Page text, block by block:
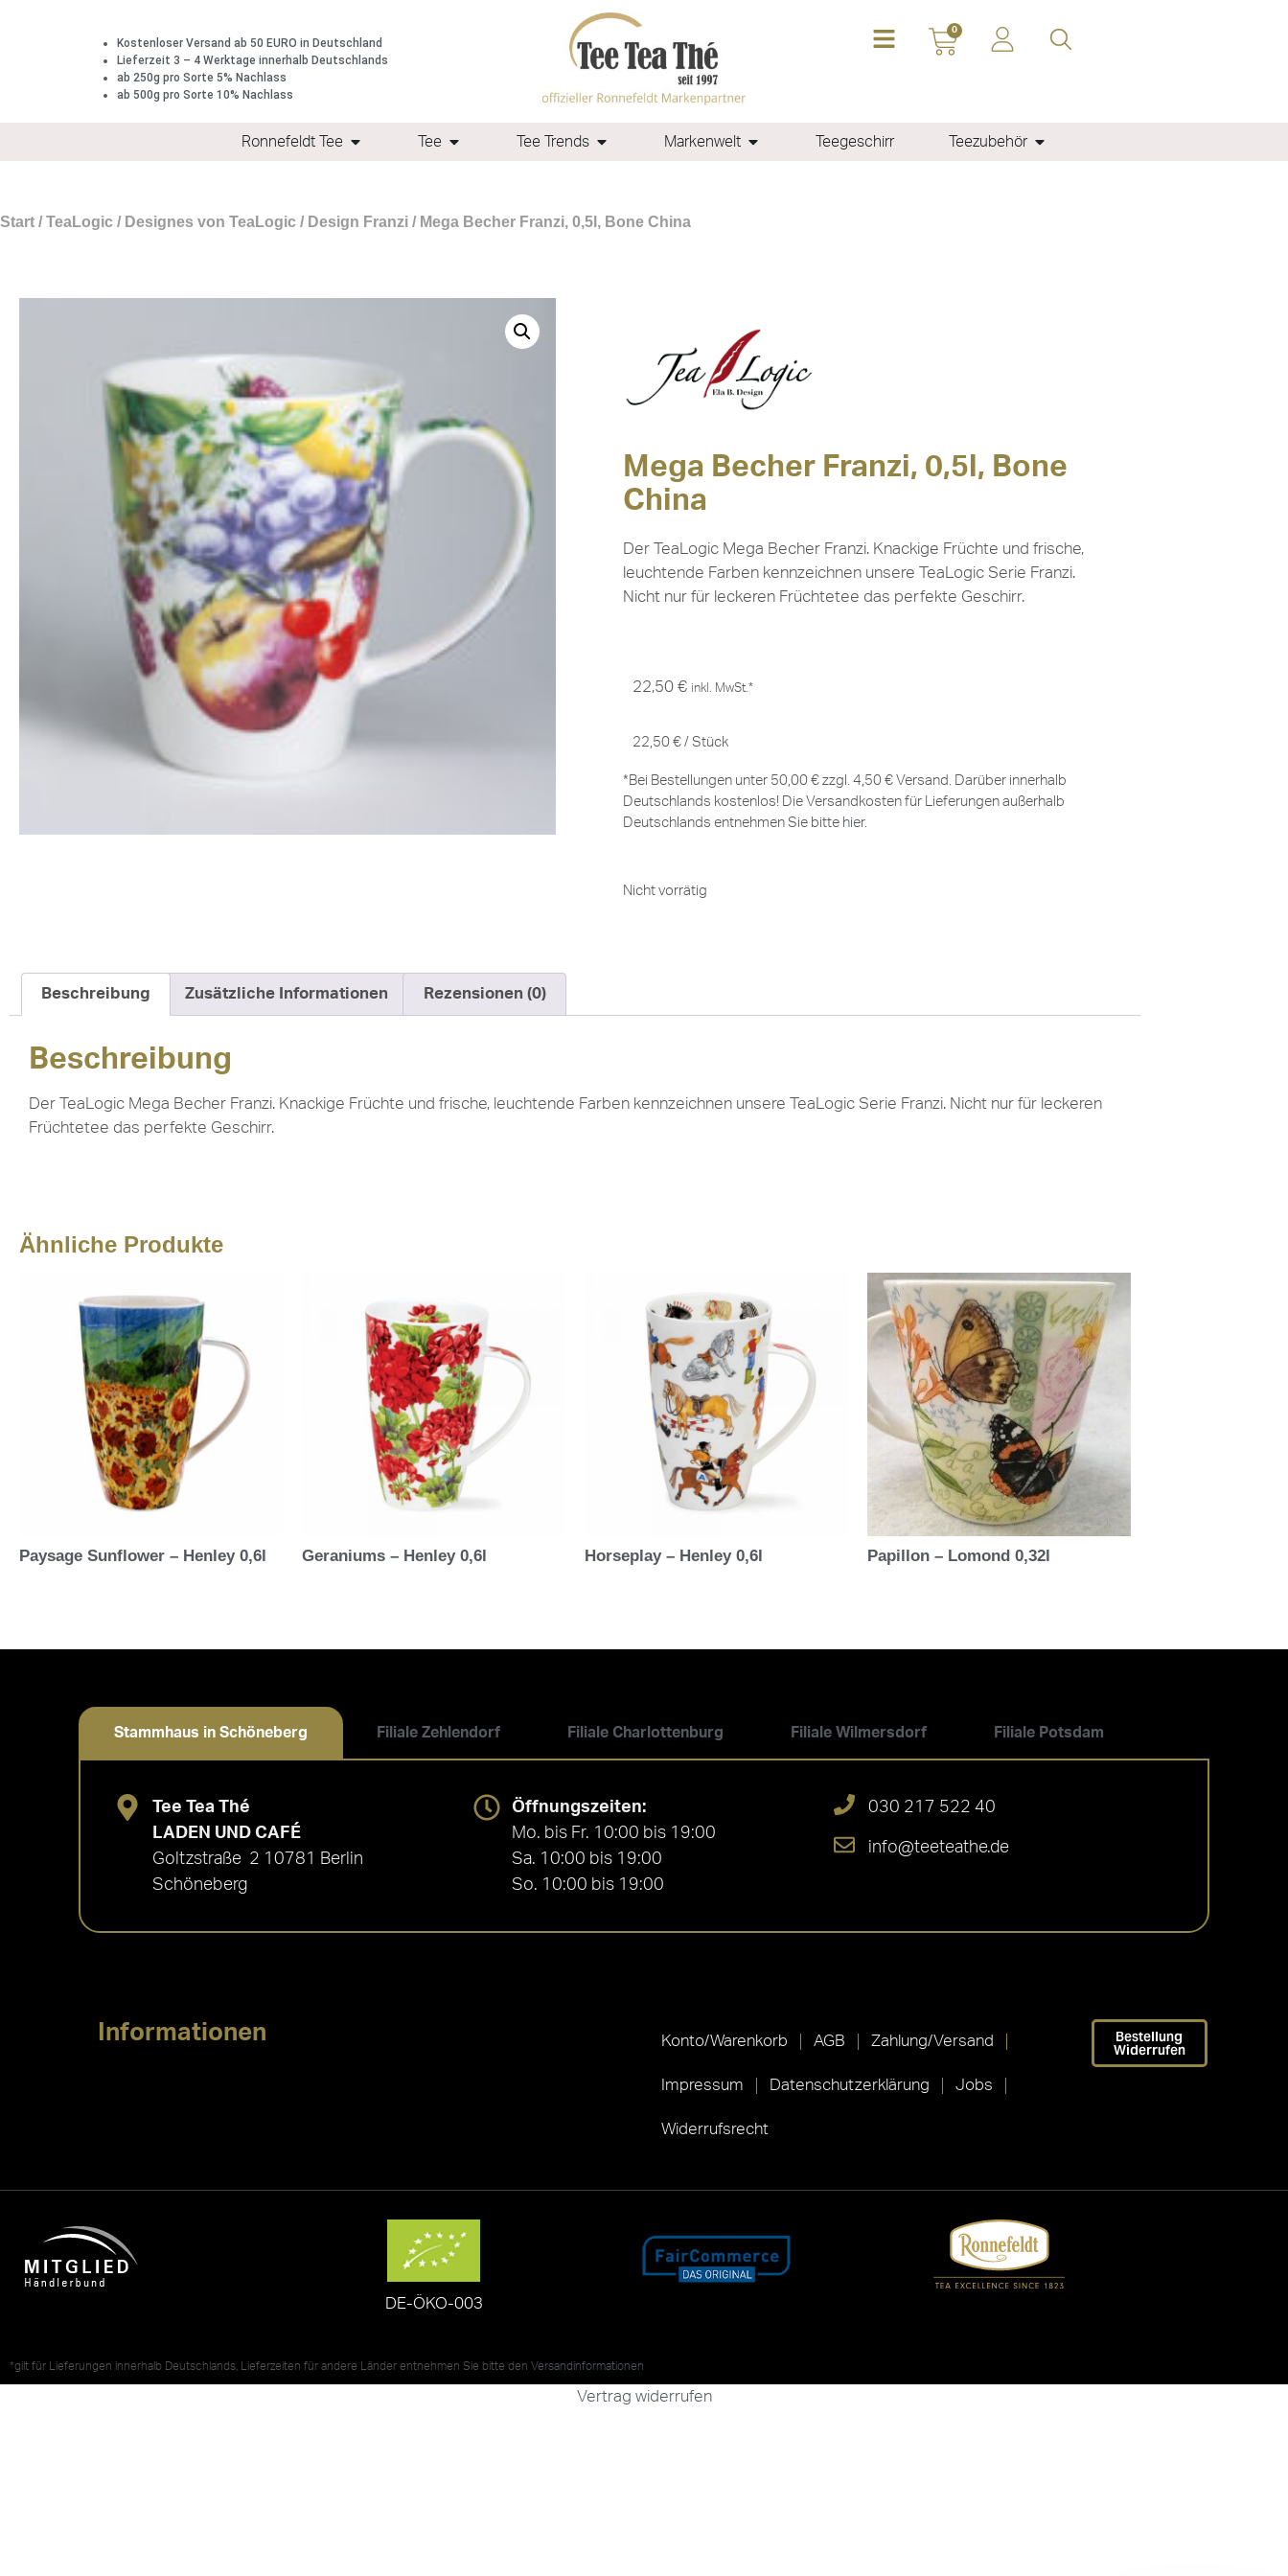
Kostenloser Versand ab 50 EURO in Deutschland
Lieferzeit 3 – 4 Werktage innerhalb Deutschlands
ab 250g pro Sorte 5% Nachlass
ab 500g pro Sorte 10% Nachlass
0
Ronnefeldt Tee Tee Tee Trends Markenwelt Teegeschirr Teezubehör
Start / TeaLogic / Designes von TeaLogic / Design Franzi / Mega Becher Franzi, 0,5l, Bone China
Mega Becher Franzi, 0,5l, Bone
China
Der TeaLogic Mega Becher Franzi. Knackige Früchte und frische,
leuchtende Farben kennzeichnen unsere TeaLogic Serie Franzi.
Nicht nur für leckeren Früchtetee das perfekte Geschirr.
22,50 € inkl. MwSt.*
22,50 € / Stück
*Bei Bestellungen unter 50,00 € zzgl. 4,50 € Versand. Darüber innerhalb
Deutschlands kostenlos! Die Versandkosten für Lieferungen außerhalb
Deutschlands entnehmen Sie bitte hier.
Nicht vorrätig
Beschreibung Zusätzliche Informationen Rezensionen (0)
Beschreibung
Der TeaLogic Mega Becher Franzi. Knackige Früchte und frische, leuchtende Farben kennzeichnen unsere TeaLogic Serie Franzi. Nicht nur für leckeren
Früchtetee das perfekte Geschirr.
Ähnliche Produkte
Paysage Sunflower – Henley 0,6l Geraniums – Henley 0,6l Horseplay – Henley 0,6l Papillon – Lomond 0,32l
Stammhaus in Schöneberg Filiale Zehlendorf Filiale Charlottenburg Filiale Wilmersdorf Filiale Potsdam
Tee Tea Thé
LADEN UND CAFÉ
Goltzstraße 2 10781 Berlin
Schöneberg
Öffnungszeiten:
Mo. bis Fr. 10:00 bis 19:00
Sa. 10:00 bis 19:00
So. 10:00 bis 19:00
030 217 522 40
info@teeteathe.de
Informationen Konto/Warenkorb AGB Zahlung/Versand
Impressum Datenschutzerklärung Jobs
Widerrufsrecht
Bestellung
Widerrufen
DE-ÖKO-003
*gilt für Lieferungen innerhalb Deutschlands, Lieferzeiten für andere Länder entnehmen Sie bitte den Versandinformationen
Vertrag widerrufen